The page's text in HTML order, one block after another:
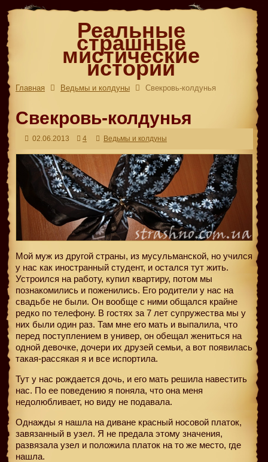
Реальные
страшные
мистические
истории
Главная Ведьмы и колдуны Свекровь-колдунья
Свекровь-колдунья
02.06.2013 4 Ведьмы и колдуны
Мой муж из другой страны, из мусульманской, но учился
у нас как иностранный студент, и остался тут жить.
Устроился на работу, купил квартиру, потом мы
познакомились и поженились. Его родители у нас на
свадьбе не были. Он вообще с ними общался крайне
редко по телефону. В гостях за 7 лет супружества мы у
них были один раз. Там мне его мать и выпалила, что
перед поступлением в универ, он обещал жениться на
одной девочке, дочери их друзей семьи, а вот появилась
такая-рассякая я и все испортила.
Тут у нас рождается дочь, и его мать решила навестить
нас. По ее поведению я поняла, что она меня
недолюбливает, но виду не подавала.
Однажды я нашла на диване красный носовой платок,
завязанный в узел. Я не предала этому значения,
развязала узел и положила платок на то же место, где
нашла.